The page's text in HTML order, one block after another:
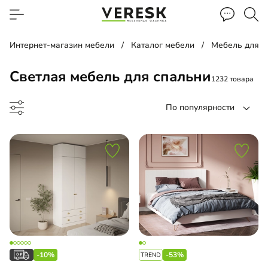
Интернет-магазин мебели Каталог мебели Мебель для
Светлая мебель для спальни1232 товара
По популярности
-10% -53%